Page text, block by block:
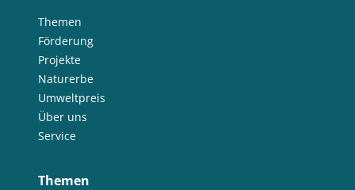
Themen
Förderung
Projekte
Naturerbe
Umweltpreis
Über uns
Service
Themen